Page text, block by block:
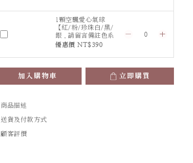
1顆空飄愛心氣球
【紅/粉/珍珠白/黑/
銀，請留言備註色系
或指定顏色】
優惠價 NT$390
加入購物車 立即購買
商品描述
送貨及付款方式
顧客評價